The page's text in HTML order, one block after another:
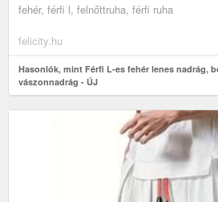
fehér, férfi l, felnőttruha, férfi ruha
felicity.hu
Hasonlók, mint Férfi L-es fehér lenes nadrág,
vászonnadrág - ÚJ